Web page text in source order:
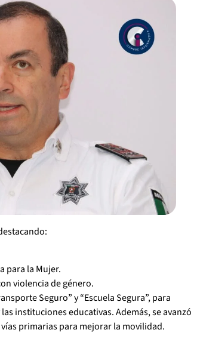
para la Mujer.
violencia de género.
Seguro” y “Escuela Segura”, para
instituciones educativas. Además, se avanzó
primarias para mejorar la movilidad.